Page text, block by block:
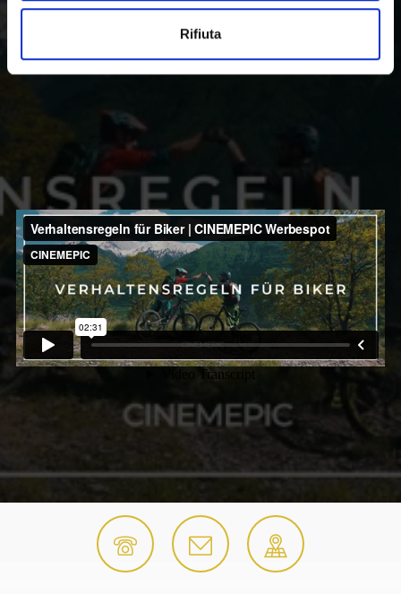
Rifiuta
un appello accorato ad un utilizzo consono dei sentieri
e al rispetto per la natura.